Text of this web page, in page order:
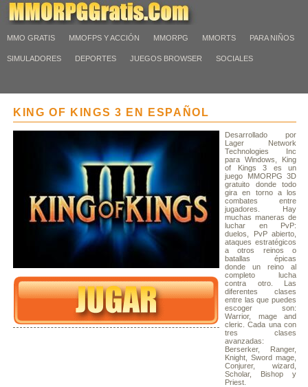
MMO GRATIS MMOFPS Y ACCIÓN MMORPG MMORTS PARA NIÑOS
SIMULADORES DEPORTES JUEGOS BROWSER SOCIALES
KING OF KINGS 3 EN ESPAÑOL
Desarrollado por
Lager Network
Technologies Inc
para Windows, King
of Kings 3 es un
juego MMORPG 3D
gratuito donde todo
gira en torno a los
combates entre
jugadores. Hay
muchas maneras de
luchar en PvP:
duelos, PvP abierto,
ataques estratégicos
a otros reinos o
batallas épicas
donde un reino al
completo lucha
contra otro. Las
diferentes clases
entre las que puedes
escoger son:
Warrior, mage and
cleric. Cada una con
tres clases
avanzadas:
Berserker, Ranger,
Knight, Sword mage,
Conjurer, wizard,
Scholar, Bishop y
Priest.